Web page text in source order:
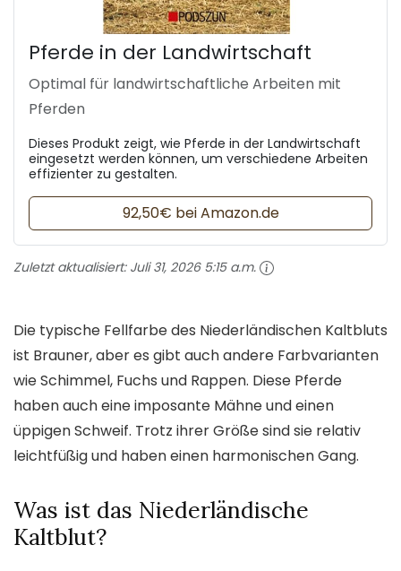
Pferde in der Landwirtschaft
Optimal für landwirtschaftliche Arbeiten mit
Pferden
Dieses Produkt zeigt, wie Pferde in der Landwirtschaft
eingesetzt werden können, um verschiedene Arbeiten
effizienter zu gestalten.
92,50€ bei Amazon.de
Zuletzt aktualisiert: Juli 31, 2026 5:15 a.m.
Die typische Fellfarbe des Niederländischen Kaltbluts
ist Brauner, aber es gibt auch andere Farbvarianten
wie Schimmel, Fuchs und Rappen. Diese Pferde
haben auch eine imposante Mähne und einen
üppigen Schweif. Trotz ihrer Größe sind sie relativ
leichtfüßig und haben einen harmonischen Gang.
Was ist das Niederländische
Kaltblut?